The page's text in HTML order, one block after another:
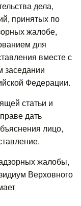
дела,
принятых по
жалобе,
для
вместе с
заседании
Федерации.
статьи и
дать
лицо,
жалобы,
Верховного